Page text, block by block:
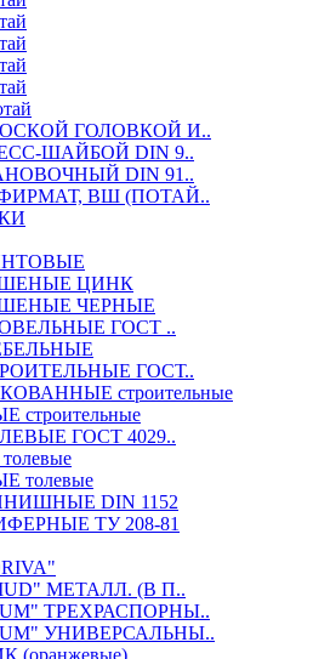
ГОЛОВКОЙ И..
ШАЙБОЙ DIN 9..
DIN 91..
ВШ (ПОТАЙ..
ЦИНК
ЧЕРНЫЕ
ГОСТ ..
ГОСТ..
строительные
строительные
ГОСТ 4029..
толевые
DIN 1152
ТУ 208-81
МЕТАЛЛ. (В П..
ТРЕХРАСПОРНЫ..
УНИВЕРСАЛЬНЫ..
(оранжевые)